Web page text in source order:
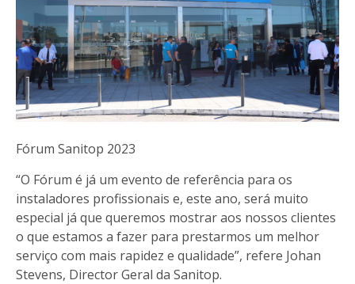
Fórum Sanitop 2023
“O Fórum é já um evento de referência para os
instaladores profissionais e, este ano, será muito
especial já que queremos mostrar aos nossos clientes
o que estamos a fazer para prestarmos um melhor
serviço com mais rapidez e qualidade”, refere Johan
Stevens, Director Geral da Sanitop.